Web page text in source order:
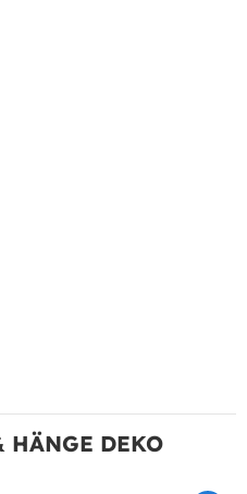
HÄNGE DEKO